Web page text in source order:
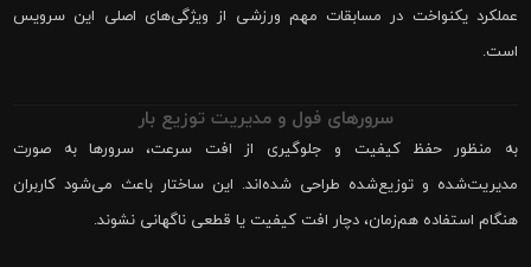
عملکرد یکنواخت در مسابقات مهم ورزشی از ویژگی‌های اصلی این سرویس
است.
سرورهای فول و مدیریت توزیع بار
به منظور حفظ کیفیت و جلوگیری از افت سرعت، سرورها به صورت
مدیریت‌شده و توزیع‌شده طراحی شده‌اند. این ساختار باعث می‌شود کاربران
هنگام استفاده هم‌زمان، دچار افت کیفیت یا قطعی ناگهانی نشوند.